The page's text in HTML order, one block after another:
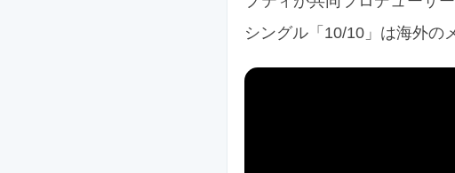
シングル「10/10」は海外の